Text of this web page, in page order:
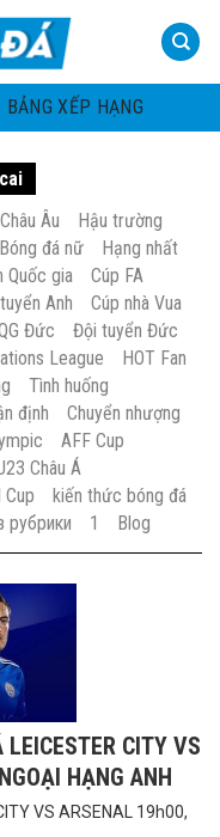
BẢNG XẾP HẠNG
Châu Âu
Hậu trường
Bóng đá nữ
Hạng nhất
Quốc gia
Cúp FA
Anh
Cúp nhà Vua
Đức
Đội tuyển Đức
League
HOT Fan
Tình huống
định
Chuyển nhượng
AFF Cup
Châu Á
Cup
kiến thức bóng đá
рубрики 1 Blog
CITY VS
HẠNG ANH
VS ARSENAL 19h00,